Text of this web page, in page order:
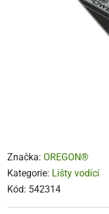
Značka: OREGON®
Kategorie: Lišty vodící
Kód: 542314